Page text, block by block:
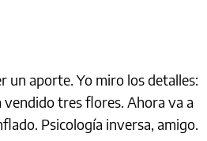
un aporte. Yo miro los detalles:
vendido tres flores. Ahora va a
Psicología inversa, amigo.